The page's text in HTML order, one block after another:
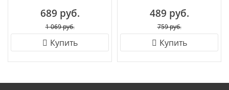
689 руб.
1 069 руб.
Купить
489 руб.
759 руб.
Купить